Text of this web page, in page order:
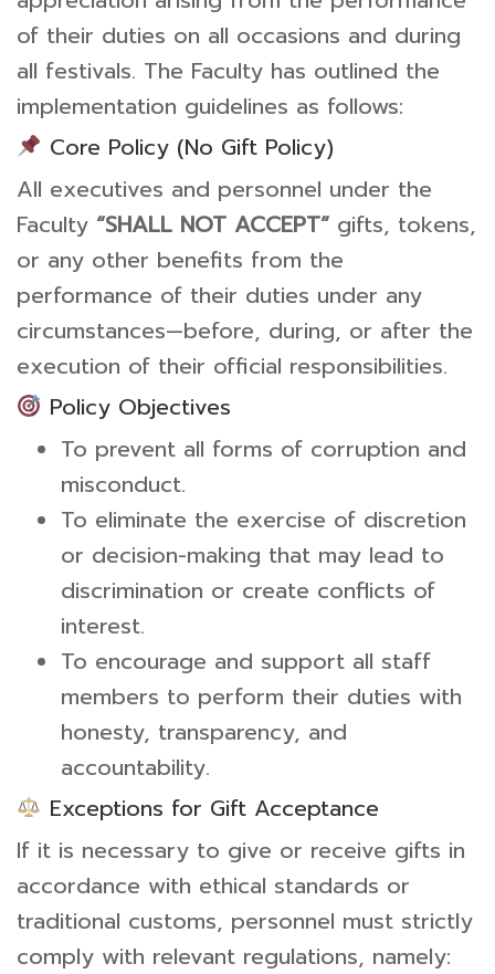
of their duties on all occasions and during
all festivals. The Faculty has outlined the
implementation guidelines as follows:
Core Policy (No Gift Policy)
All executives and personnel under the
Faculty “SHALL NOT ACCEPT” gifts, tokens,
or any other benefits from the
performance of their duties under any
circumstances—before, during, or after the
execution of their official responsibilities.
Policy Objectives
To prevent all forms of corruption and
misconduct.
To eliminate the exercise of discretion
or decision-making that may lead to
discrimination or create conflicts of
interest.
To encourage and support all staff
members to perform their duties with
honesty, transparency, and
accountability.
Exceptions for Gift Acceptance
If it is necessary to give or receive gifts in
accordance with ethical standards or
traditional customs, personnel must strictly
comply with relevant regulations, namely: